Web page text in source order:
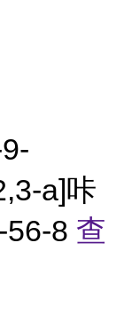
a]咔
8 查